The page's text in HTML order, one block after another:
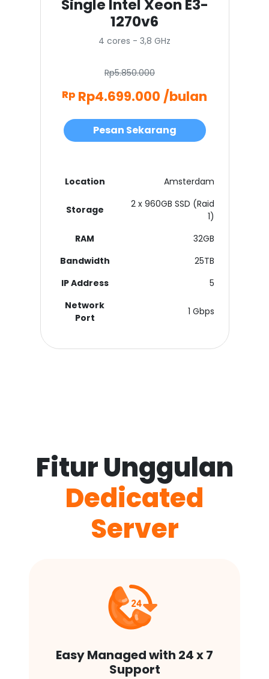
Single Intel Xeon E3-
1270v6
4 cores - 3,8 GHz
Rp5.850.000
Rp Rp4.699.000 /bulan
Pesan Sekarang
Location Amsterdam
Storage
2 x 960GB SSD (Raid
1)
RAM
32GB
Bandwidth
25TB
IP Address
5
Network
Port
1 Gbps
Fitur Unggulan
Dedicated
Server
Easy Managed with 24 x 7
Support